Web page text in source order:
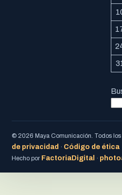
© 2026 Maya Comunicación. Todos los
de privacidad · Código de ética
Hecho por FactoriaDigital ·